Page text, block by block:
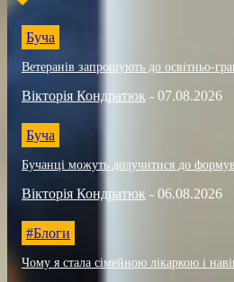
Буча
Ветеранів запрошують до освітньо-
Вікторія Кондратюк - 07.08.2026
Буча
Бучанці можуть долучитися до
Вікторія Кондратюк - 06.08.2026
#Блоги
Чому я стала сімейною лікаркою і